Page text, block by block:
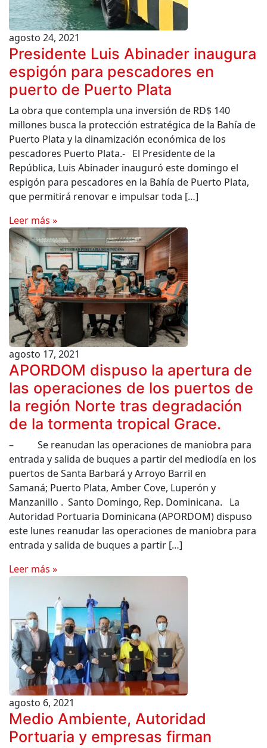
agosto 24, 2021
Presidente Luis Abinader inaugura
espigón para pescadores en
puerto de Puerto Plata
La obra que contempla una inversión de RD$ 140
millones busca la protección estratégica de la Bahía de
Puerto Plata y la dinamización económica de los
pescadores Puerto Plata.- El Presidente de la
República, Luis Abinader inauguró este domingo el
espigón para pescadores en la Bahía de Puerto Plata,
que permitirá renovar e impulsar toda […]
Leer más »
agosto 17, 2021
APORDOM dispuso la apertura de
las operaciones de los puertos de
la región Norte tras degradación
de la tormenta tropical Grace.
– Se reanudan las operaciones de maniobra para
entrada y salida de buques a partir del mediodía en los
puertos de Santa Barbará y Arroyo Barril en
Samaná; Puerto Plata, Amber Cove, Luperón y
Manzanillo . Santo Domingo, Rep. Dominicana. La
Autoridad Portuaria Dominicana (APORDOM) dispuso
este lunes reanudar las operaciones de maniobra para
entrada y salida de buques a partir […]
Leer más »
agosto 6, 2021
Medio Ambiente, Autoridad
Portuaria y empresas firman